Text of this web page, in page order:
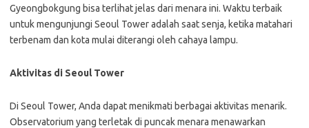
Gyeongbokgung bisa terlihat jelas dari menara ini. Waktu terbaik
untuk mengunjungi Seoul Tower adalah saat senja, ketika matahari
terbenam dan kota mulai diterangi oleh cahaya lampu.
Aktivitas di Seoul Tower
Di Seoul Tower, Anda dapat menikmati berbagai aktivitas menarik.
Observatorium yang terletak di puncak menara menawarkan